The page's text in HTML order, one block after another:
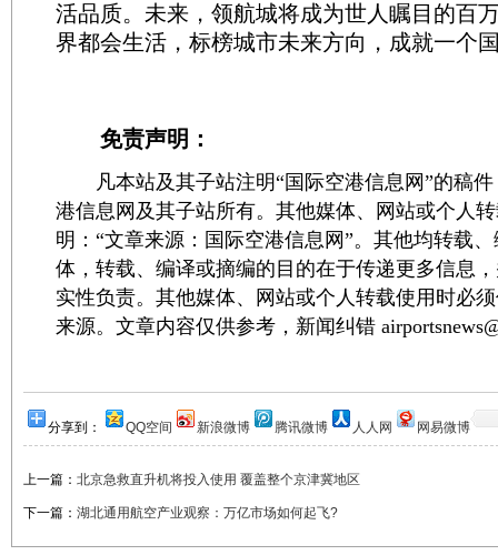
活品质。未来，领航城将成为世人瞩目的百
界都会生活，标榜城市未来方向，成就一个
免责声明：
凡本站及其子站注明“国际空港信息网”的稿件
港信息网及其子站所有。其他媒体、网站或个人
明：“文章来源：国际空港信息网”。其他均转载
体，转载、编译或摘编的目的在于传递更多信息
实性负责。其他媒体、网站或个人转载使用时必
来源。文章内容仅供参考，新闻纠错
分享到： QQ空间 新浪微博 腾讯微博 人人网 网易微博
上一篇： 北京急救直升机将投入使用 覆盖整个京津冀地区
下一篇： 湖北通用航空产业观察：万亿市场如何起飞?